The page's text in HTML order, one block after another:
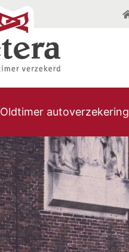
Oldtimer autoverzekering